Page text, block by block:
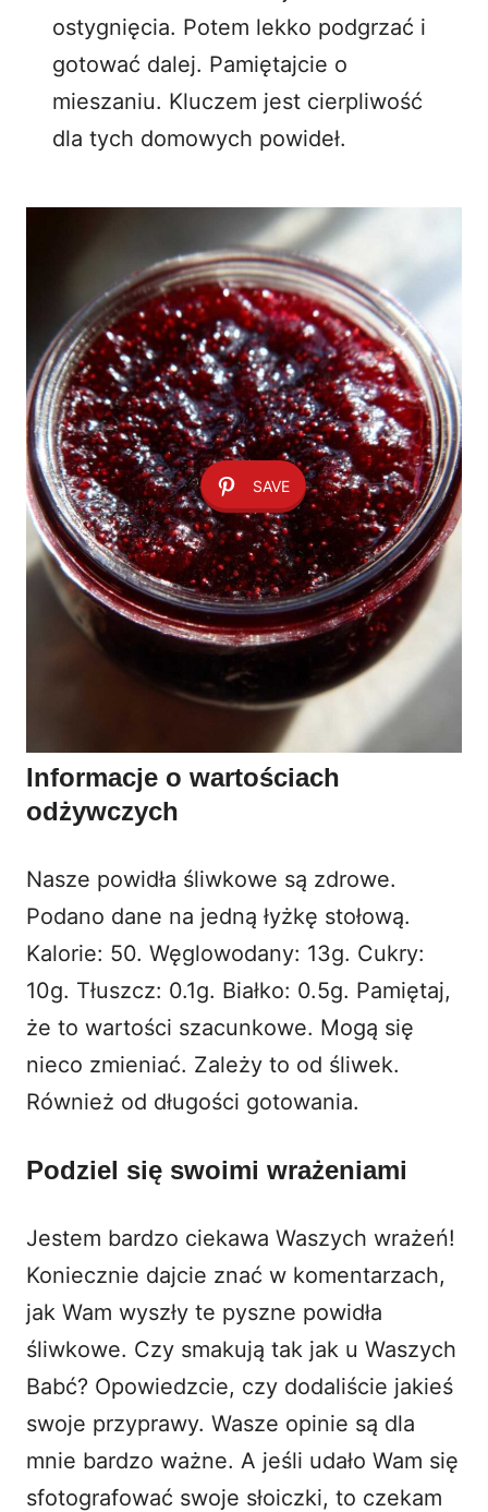
ostygnięcia. Potem lekko podgrzać i
gotować dalej. Pamiętajcie o
mieszaniu. Kluczem jest cierpliwość
dla tych domowych powideł.
SAVE
Informacje o wartościach
odżywczych
Nasze powidła śliwkowe są zdrowe.
Podano dane na jedną łyżkę stołową.
Kalorie: 50. Węglowodany: 13g. Cukry:
10g. Tłuszcz: 0.1g. Białko: 0.5g. Pamiętaj,
że to wartości szacunkowe. Mogą się
nieco zmieniać. Zależy to od śliwek.
Również od długości gotowania.
Podziel się swoimi wrażeniami
Jestem bardzo ciekawa Waszych wrażeń!
Koniecznie dajcie znać w komentarzach,
jak Wam wyszły te pyszne powidła
śliwkowe. Czy smakują tak jak u Waszych
Babć? Opowiedzcie, czy dodaliście jakieś
swoje przyprawy. Wasze opinie są dla
mnie bardzo ważne. A jeśli udało Wam się
sfotografować swoje słoiczki, to czekam